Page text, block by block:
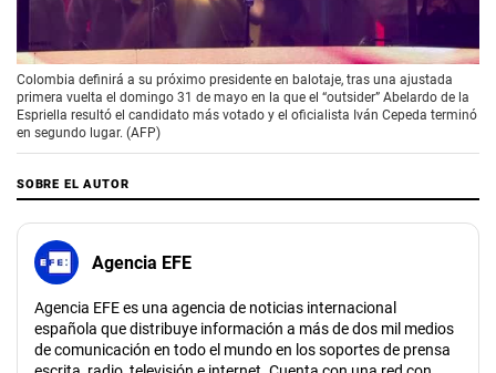
00:00/01:57
Colombia definirá a su próximo presidente en balotaje, tras una ajustada
primera vuelta el domingo 31 de mayo en la que el “outsider” Abelardo de la
Espriella resultó el candidato más votado y el oficialista Iván Cepeda terminó
en segundo lugar. (AFP)
SOBRE EL AUTOR
Agencia EFE
Agencia EFE es una agencia de noticias internacional
española que distribuye información a más de dos mil medios
de comunicación en todo el mundo en los soportes de prensa